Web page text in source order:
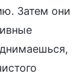
Затем они